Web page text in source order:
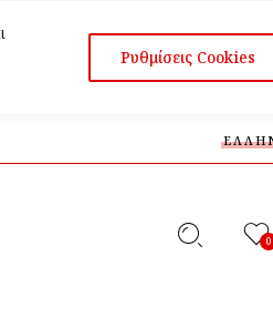
Ρυθμίσεις Cookies
0